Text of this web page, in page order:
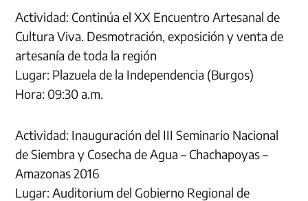
Actividad: Continúa el XX Encuentro Artesanal de
Cultura Viva. Desmotración, exposición y venta de
artesanía de toda la región
Lugar: Plazuela de la Independencia (Burgos)
Hora: 09:30 a.m.
Actividad: Inauguración del III Seminario Nacional
de Siembra y Cosecha de Agua – Chachapoyas –
Amazonas 2016
Lugar: Auditorium del Gobierno Regional de